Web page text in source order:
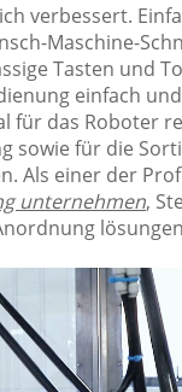
verbessert.
Maschine-
Tasten und
einfach
für das Roboter
sowie für die
Als einer der
unternehmen,